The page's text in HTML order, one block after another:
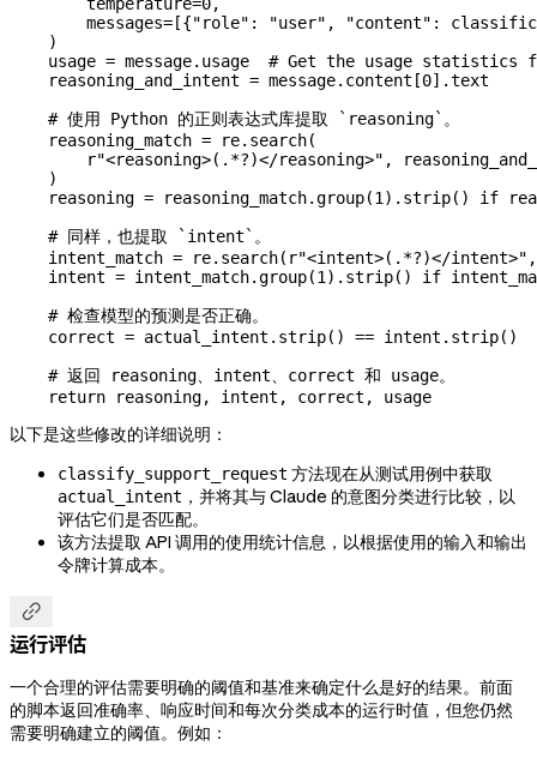
        messages
= [{"role" : "user" , "content" :
    )
    usage
= message.usage # Get the usage statistics
    reasoning_and_intent
= message.content[0].text
    # 使用 Python 的正则表达式库提取 `reasoning`。
    reasoning_match
= re.search(
        r
"<reasoning>( . *?)</reasoning>" ,
    )
    reasoning
= reasoning_match.group(1 ).strip() if
    # 同样，也提取 `intent`。
    intent_match
= re.search( r"<intent>( . *?)</intent>"
    intent
= intent_match.group(1 ).strip() if
    # 检查模型的预测是否正确。
    correct
= actual_intent.strip() == intent.strip()
    # 返回 reasoning、intent、correct 和 usage。
    return
reasoning, intent, correct, usage
以下是这些修改的详细说明：
classify_support_request 方法现在从测试用例中获取
actual_intent ，并将其与 Claude 的意图分类进行比较，以
评估它们是否匹配。
该方法提取 API 调用的使用统计信息，以根据使用的输入和输出
令牌计算成本。

运行评估
一个合理的评估需要明确的阈值和基准来确定什么是好的结果。前面
的脚本返回准确率、响应时间和每次分类成本的运行时值，但您仍然
需要明确建立的阈值。例如：